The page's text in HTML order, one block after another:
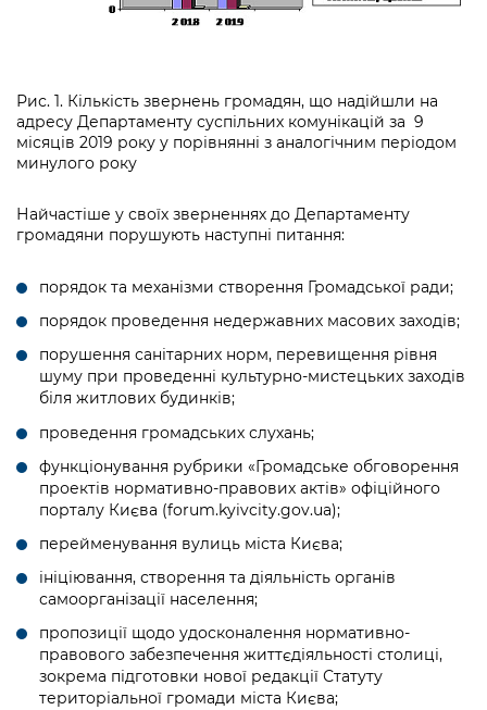
Рис. 1. Кількість звернень громадян, що надійшли на
адресу Департаменту суспільних комунікацій за 9
місяців 2019 року у порівнянні з аналогічним періодом
минулого року
Найчастіше у своїх зверненнях до Департаменту
громадяни порушують наступні питання:
порядок та механізми створення Громадської ради;
порядок проведення недержавних масових заходів;
порушення санітарних норм, перевищення рівня
шуму при проведенні культурно-мистецьких заходів
біля житлових будинків;
проведення громадських слухань;
функціонування рубрики «Громадське обговорення
проектів нормативно-правових актів» офіційного
порталу Києва (forum.kyivcity.gov.ua);
перейменування вулиць міста Києва;
ініціювання, створення та діяльність органів
самоорганізації населення;
пропозиції щодо удосконалення нормативно-
правового забезпечення життєдіяльності столиці,
зокрема підготовки нової редакції Статуту
територіальної громади міста Києва;